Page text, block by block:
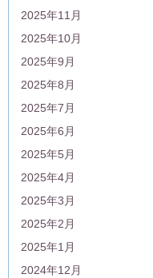
2025年11月
2025年10月
2025年9月
2025年8月
2025年7月
2025年6月
2025年5月
2025年4月
2025年3月
2025年2月
2025年1月
2024年12月